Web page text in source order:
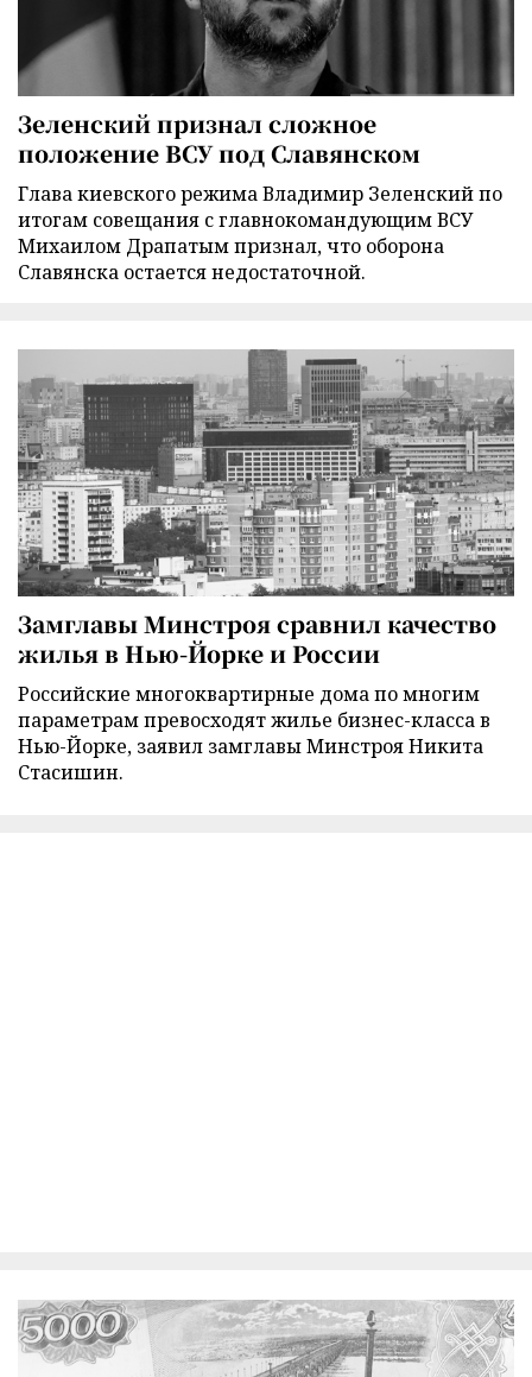
Зеленский признал сложное
положение ВСУ под Славянском
Глава киевского режима Владимир Зеленский по
итогам совещания с главнокомандующим ВСУ
Михаилом Драпатым признал, что оборона
Славянска остается недостаточной.
Замглавы Минстроя сравнил качество
жилья в Нью-Йорке и России
Российские многоквартирные дома по многим
параметрам превосходят жилье бизнес-класса в
Нью-Йорке, заявил замглавы Минстроя Никита
Стасишин.